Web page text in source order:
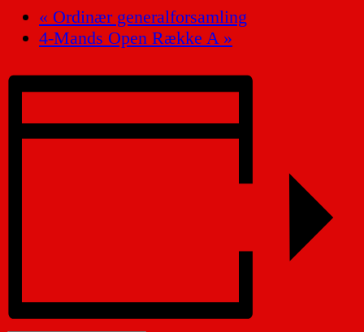
« Ordinær generalforsamling
4-Mands Open Række A »